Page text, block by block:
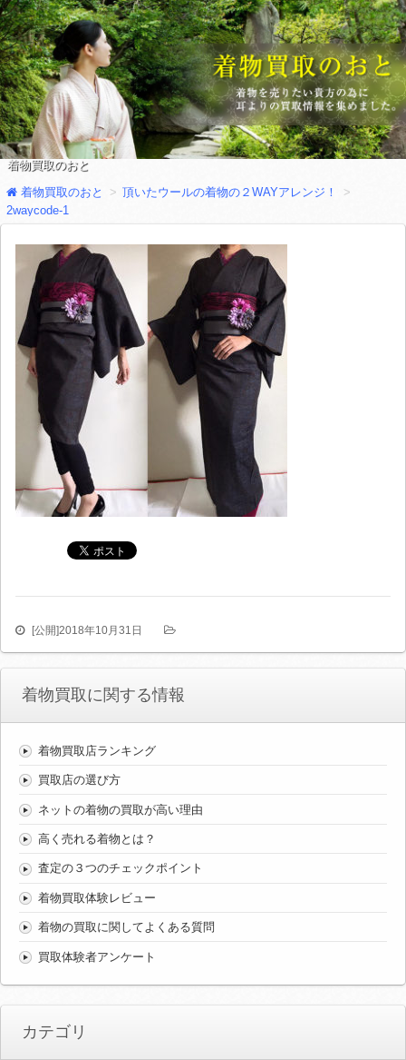
着物買取のおと
着物買取のおと
頂いたウールの着物の２WAYアレンジ！
2waycode-1
[公開]2018年10月31日
着物買取に関する情報
着物買取店ランキング
買取店の選び方
ネットの着物の買取が高い理由
高く売れる着物とは？
査定の３つのチェックポイント
着物買取体験レビュー
着物の買取に関してよくある質問
買取体験者アンケート
カテゴリ